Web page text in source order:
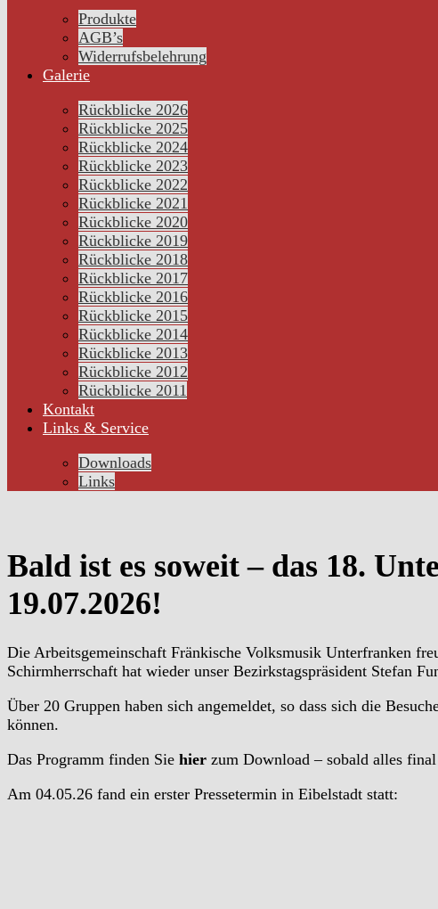
Produkte
AGB’s
Widerrufsbelehrung
Galerie
Rückblicke 2026
Rückblicke 2025
Rückblicke 2024
Rückblicke 2023
Rückblicke 2022
Rückblicke 2021
Rückblicke 2020
Rückblicke 2019
Rückblicke 2018
Rückblicke 2017
Rückblicke 2016
Rückblicke 2015
Rückblicke 2014
Rückblicke 2013
Rückblicke 2012
Rückblicke 2011
Kontakt
Links & Service
Downloads
Links
Bald ist es soweit – das 18.
19.07.2026!
Die Arbeitsgemeinschaft Fränkische Volksmusik Unterfranken
Schirmherrschaft hat wieder unser Bezirkstagspräsident Stefan
Über 20 Gruppen haben sich angemeldet, so dass sich die
können.
Das Programm finden Sie hier zum Download – sobald alles
Am 04.05.26 fand ein erster Pressetermin in Eibelstadt statt: